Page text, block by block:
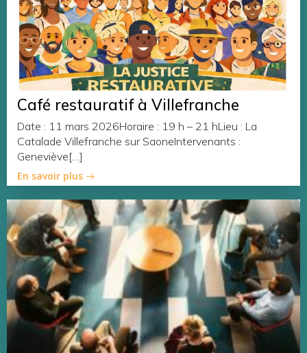
Café restauratif à Villefranche
Date : 11 mars 2026Horaire : 19 h – 21 hLieu : La
Catalade Villefranche sur SaoneIntervenants :
Geneviève[…]
En savoir plus